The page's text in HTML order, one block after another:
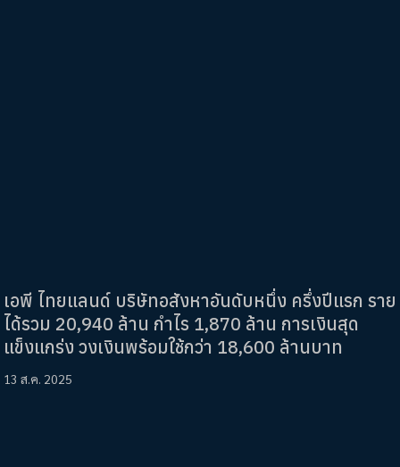
เอพี ไทยแลนด์ บริษัทอสังหาอันดับหนึ่ง ครึ่งปีแรก ราย
ได้รวม 20,940 ล้าน กำไร 1,870 ล้าน การเงินสุด
แข็งแกร่ง วงเงินพร้อมใช้กว่า 18,600 ล้านบาท
13 ส.ค. 2025